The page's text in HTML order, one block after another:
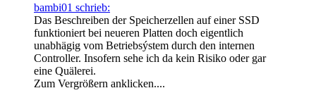
bambi01 schrieb:
Das Beschreiben der Speicherzellen auf einer SSD
funktioniert bei neueren Platten doch eigentlich
unabhägig vom Betriebsýstem durch den internen
Controller. Insofern sehe ich da kein Risiko oder gar
eine Quälerei.
Zum Vergrößern anklicken....